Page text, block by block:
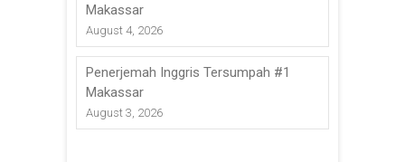
Makassar
August 4, 2026
Penerjemah Inggris Tersumpah #1
Makassar
August 3, 2026